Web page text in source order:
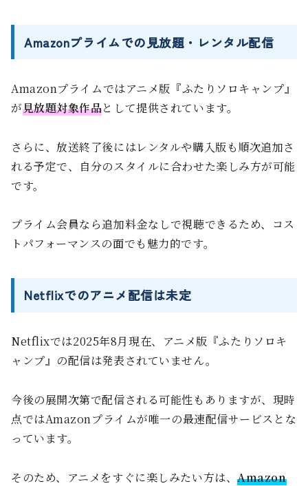
Amazonプライムでの見放題・レンタル配信
Amazonプライムではアニメ版『ふたりソロキャンプ』
が見放題対象作品として提供されています。
さらに、放送終了後にはレンタルや購入版も順次追加さ
れる予定で、自分のスタイルに合わせた楽しみ方が可能
です。
プライム会員なら追加料金なしで視聴できるため、コス
トパフォーマンスの面でも魅力的です。
Netflixでのアニメ配信は未定
Netflixでは2025年8月現在、アニメ版『ふたりソロキ
ャンプ』の配信は発表されていません。
今後の展開次第で配信される可能性もありますが、現時
点ではAmazonプライムが唯一の最速配信サービスとな
っています。
そのため、アニメをすぐに楽しみたい方は、Amazon